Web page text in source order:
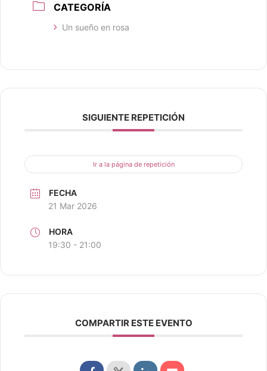
CATEGORÍA
Un sueño en rosa
SIGUIENTE REPETICIÓN
Ir a la página de repetición
FECHA
21 Mar 2026
HORA
19:30 - 21:00
COMPARTIR ESTE EVENTO